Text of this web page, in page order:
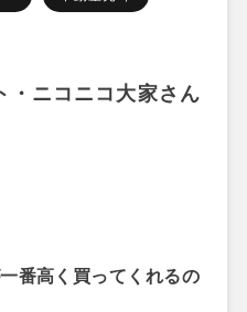
・ニコニコ大家さん
番高く買ってくれるの